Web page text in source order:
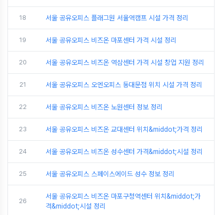
18 서울 공유오피스 플래그원 서울역캠프 시설 가격 정리
19 서울 공유오피스 비즈온 마포센터 가격 시설 정리
20 서울 공유오피스 비즈온 역삼센터 가격 시설 창업 지원 정리
21 서울 공유오피스 오엔오피스 동대문점 위치 시설 가격 정리
22 서울 공유오피스 비즈온 노원센터 정보 정리
23 서울 공유오피스 비즈온 교대센터 위치&middot;가격 정리
24 서울 공유오피스 비즈온 성수센터 가격&middot;시설 정리
25 서울 공유오피스 스페이스에이드 성수 정보 정리
26
서울 공유오피스 비즈온 마포구청역센터 위치&middot;가
격&middot;시설 정리